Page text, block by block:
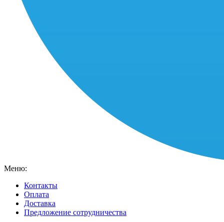
Меню:
Контакты
Оплата
Доставка
Предложение сотрудничества